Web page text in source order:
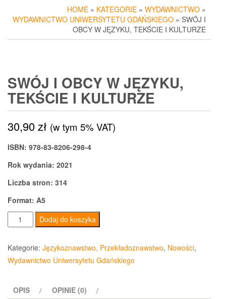
HOME » KATEGORIE » WYDAWNICTWO »
WYDAWNICTWO UNIWERSYTETU GDAŃSKIEGO » SWÓJ I
OBCY W JĘZYKU, TEKŚCIE I KULTURZE
SWÓJ I OBCY W JĘZYKU,
TEKŚCIE I KULTURZE
30,90zł (w tym 5% VAT)
ISBN: 978-83-8206-298-4
Rok wydania: 2021
Liczba stron: 314
Format: A5
ilość
Swój
i
obcy
tekście
Dodaj do koszyka
Kategorie: Językoznawstwo, Przekładoznawstwo, Nowości,
Wydawnictwo Uniwersytetu Gdańskiego
OPIS OPINIE (0)